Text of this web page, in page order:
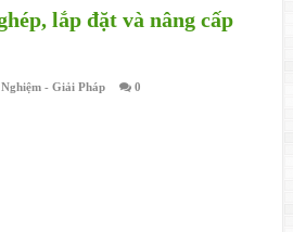
lắp đặt và nâng cấp
- Giải Pháp 0